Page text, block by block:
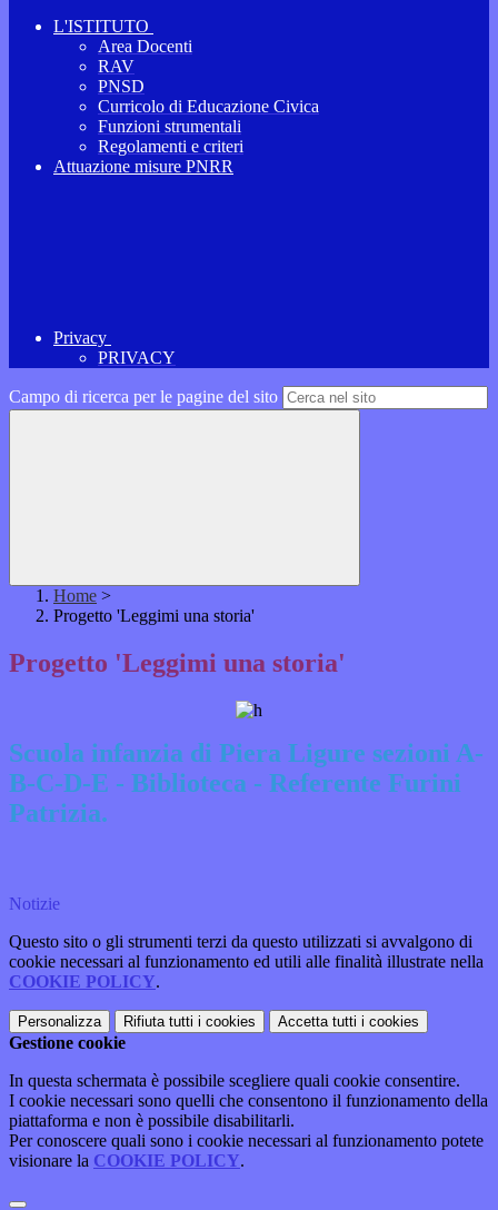
L'ISTITUTO
Area Docenti
RAV
PNSD
Curricolo di Educazione Civica
Funzioni strumentali
Regolamenti e criteri
Attuazione misure PNRR
Privacy
PRIVACY
Campo di ricerca per le pagine del sito
Home >
Progetto 'Leggimi una storia'
Progetto 'Leggimi una storia'
Scuola infanzia di Piera Ligure sezioni A-
B-C-D-E - Biblioteca - Referente Furini
Patrizia.
Notizie
Questo sito o gli strumenti terzi da questo utilizzati si avvalgono di
cookie necessari al funzionamento ed utili alle finalità illustrate nella
COOKIE POLICY.
Personalizza Rifiuta tutti i cookies Accetta tutti i cookies
Gestione cookie
In questa schermata è possibile scegliere quali cookie consentire.
I cookie necessari sono quelli che consentono il funzionamento della
piattaforma e non è possibile disabilitarli.
Per conoscere quali sono i cookie necessari al funzionamento potete
visionare la COOKIE POLICY.